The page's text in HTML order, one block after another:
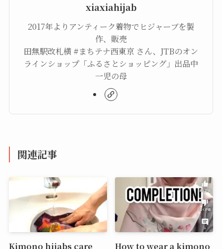
xiaxiahijab
2017年よりアンティーク着物でヒジャーブを製
作、販売
田無駅改札横 #まちテナ西東京 さん、JTBのオン
ラインショップ「ふるさとショッピング」出品中
一児の母
関連記事
Kimono hijabs care
How to wear a kimono